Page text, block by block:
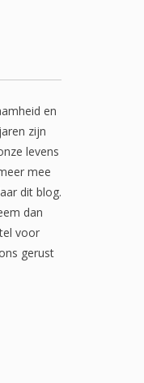
en
zijn
levens
mee
dit blog.
dan
voor
gerust